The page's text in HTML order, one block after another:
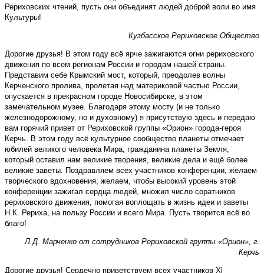
Рериховских чтений, пусть они объединят людей доброй воли во имя
Культуры!
Кузбасское Рериховское Общество
Дорогие друзья! В этом году всё ярче зажигаются огни рериховского
движения по всем регионам России и городам нашей страны.
Представим себе Крымский мост, который, преодолев волны
Керченского пролива, пролетая над материковой частью России,
опускается в прекрасном городе Новосибирске, в этом
замечательном музее. Благодаря этому мосту (и не только
железнодорожному, но и духовному) я присутствую здесь и передаю
вам горячий привет от Рериховской группы «Орион» города-героя
Керчь. В этом году всё культурное сообщество планеты отмечает
юбилей великого человека Мира, гражданина планеты Земля,
который оставил нам великие творения, великие дела и ещё более
великие заветы. Поздравляем всех участников конференции, желаем
творческого вдохновения, желаем, чтобы высокий уровень этой
конференции зажигал сердца людей, множил число соратников
рериховского движения, помогая воплощать в жизнь идеи и заветы
Н.К. Рериха, на пользу России и всего Мира. Пусть творится всё во
благо!
Л.Д. Марченко от сотрудников Рериховской группы «Орион», г.
Керчь
Дорогие друзья! Сердечно приветствуем всех участников Xl